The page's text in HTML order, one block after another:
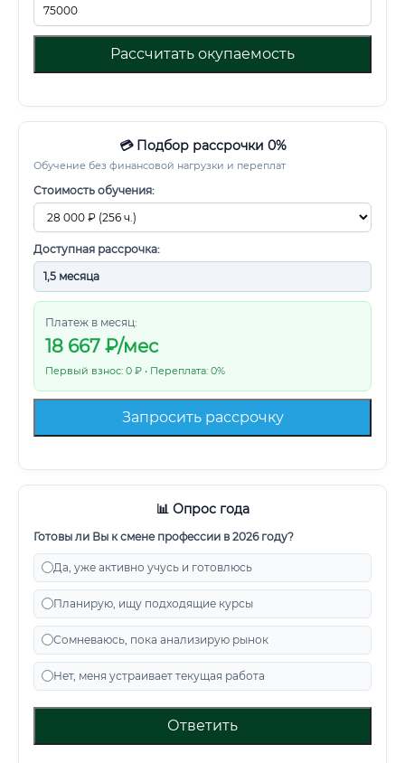
Рассчитать окупаемость
💳 Подбор рассрочки 0%
Обучение без финансовой нагрузки и переплат
Стоимость обучения:
Доступная рассрочка:
Платеж в месяц:
18 667 ₽/мес
Первый взнос: 0 ₽ • Переплата: 0%
Запросить рассрочку
📊 Опрос года
Готовы ли Вы к смене профессии в 2026 году?
Да, уже активно учусь и готовлюсь
Планирую, ищу подходящие курсы
Сомневаюсь, пока анализирую рынок
Нет, меня устраивает текущая работа
Ответить